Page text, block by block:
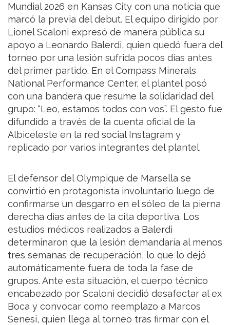
Mundial 2026 en Kansas City con una noticia que
marcó la previa del debut. El equipo dirigido por
Lionel Scaloni expresó de manera pública su
apoyo a Leonardo Balerdi, quien quedó fuera del
torneo por una lesión sufrida pocos días antes
del primer partido. En el Compass Minerals
National Performance Center, el plantel posó
con una bandera que resume la solidaridad del
grupo: “Leo, estamos todos con vos”. El gesto fue
difundido a través de la cuenta oficial de la
Albiceleste en la red social Instagram y
replicado por varios integrantes del plantel.
El defensor del Olympique de Marsella se
convirtió en protagonista involuntario luego de
confirmarse un desgarro en el sóleo de la pierna
derecha días antes de la cita deportiva. Los
estudios médicos realizados a Balerdi
determinaron que la lesión demandaría al menos
tres semanas de recuperación, lo que lo dejó
automáticamente fuera de toda la fase de
grupos. Ante esta situación, el cuerpo técnico
encabezado por Scaloni decidió desafectar al ex
Boca y convocar como reemplazo a Marcos
Senesi, quien llega al torneo tras firmar con el